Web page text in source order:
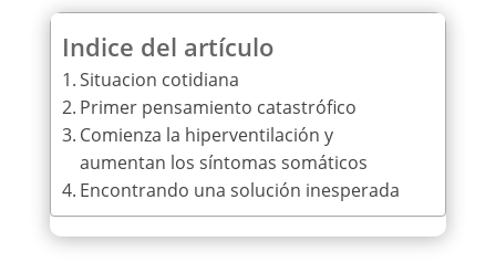
Indice del artículo
Situacion cotidiana
Primer pensamiento catastrófico
Comienza la hiperventilación y
aumentan los síntomas somáticos
Encontrando una solución inesperada